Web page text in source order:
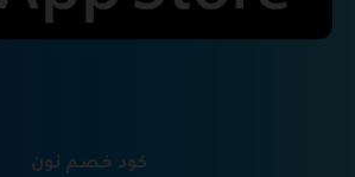
كود خصم نون